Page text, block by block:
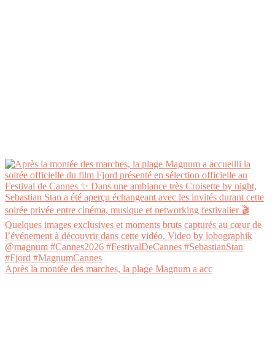
Après la montée des marches, la plage Magnum a acc